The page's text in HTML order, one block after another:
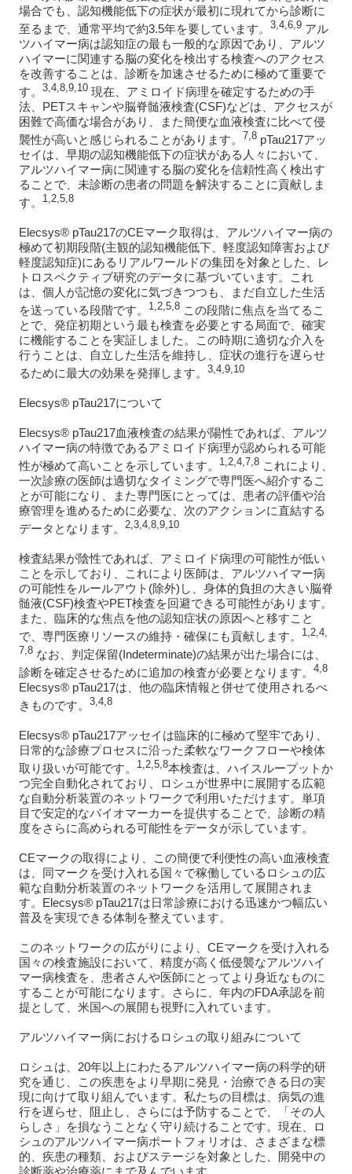
場合でも、認知機能低下の症状が最初に現れてから診断に
至るまで、通常平均で約3.5年を要しています。
3,4,6,9アル
ツハイマー病は認知症の最も一般的な原因であり、アルツ
ハイマーに関連する脳の変化を検出する検査へのアクセス
を改善することは、診断を加速させるために極めて重要で
す。
3,4,8,9,10現在、アミロイド病理を確定するための手
法、PETスキャンや脳脊髄液検査(CSF)などは、アクセスが
困難で高価な場合があり、また簡便な血液検査に比べて侵
襲性が高いと感じられることがあります。
7,8pTau217アッ
セイは、早期の認知機能低下の症状がある人々において、
アルツハイマー病に関連する脳の変化を信頼性高く検出す
ることで、未診断の患者の問題を解決することに貢献しま
す。
1,2,5,8
Elecsys® pTau217のCEマーク取得は、アルツハイマー病の
極めて初期段階(主観的認知機能低下、軽度認知障害および
軽度認知症)にあるリアルワールドの集団を対象とした、レ
トロスペクティブ研究のデータに基づいています。これ
は、個人が記憶の変化に気づきつつも、まだ自立した生活
を送っている段階です。
1,2,5,8この段階に焦点を当てるこ
とで、発症初期という最も検査を必要とする局面で、確実
に機能することを実証しました。この時期に適切な介入を
行うことは、自立した生活を維持し、症状の進行を遅らせ
るために最大の効果を発揮します。
3,4,9,10
Elecsys® pTau217について
Elecsys® pTau217血液検査の結果が陽性であれば、アルツ
ハイマー病の特徴であるアミロイド病理が認められる可能
性が極めて高いことを示しています。
1,2,4,7,8これにより、
一次診療の医師は適切なタイミングで専門医へ紹介するこ
とが可能になり、また専門医にとっては、患者の評価や治
療管理を進めるために必要な、次のアクションに直結する
データとなります。
2,3,4,8,9,10
検査結果が陰性であれば、アミロイド病理の可能性が低い
ことを示しており、これにより医師は、アルツハイマー病
の可能性をルールアウト(除外)し、身体的負担の大きい脳脊
髄液(CSF)検査やPET検査を回避できる可能性があります。
また、臨床的な焦点を他の認知症状の原因へと移すこと
で、専門医療リソースの維持・確保にも貢献します。
1,2,4,
7,8なお、判定保留(Indeterminate)の結果が出た場合には、
診断を確定させるために追加の検査が必要となります。
4,8
Elecsys® pTau217は、他の臨床情報と併せて使用されるべ
きものです。
3,4,8
Elecsys® pTau217アッセイは臨床的に極めて堅牢であり、
日常的な診療プロセスに沿った柔軟なワークフローや検体
取り扱いが可能です。
1,2,5,8本検査は、ハイスループットか
つ完全自動化されており、ロシュが世界中に展開する広範
な自動分析装置のネットワークで利用いただけます。単項
目で安定的なバイオマーカーを提供することで、診断の精
度をさらに高められる可能性をデータが示しています。
CEマークの取得により、この簡便で利便性の高い血液検査
は、同マークを受け入れる国々で稼働しているロシュの広
範な自動分析装置のネットワークを活用して展開されま
す。Elecsys® pTau217は日常診療における迅速かつ幅広い
普及を実現できる体制を整えています。
このネットワークの広がりにより、CEマークを受け入れる
国々の検査施設において、精度が高く低侵襲なアルツハイ
マー病検査を、患者さんや医師にとってより身近なものに
することが可能になります。さらに、年内のFDA承認を前
提として、米国への展開も視野に入れています。
アルツハイマー病におけるロシュの取り組みについて
ロシュは、20年以上にわたるアルツハイマー病の科学的研
究を通じ、この疾患をより早期に発見・治療できる日の実
現に向けて取り組んでいます。私たちの目標は、病気の進
行を遅らせ、阻止し、さらには予防することで、「その人
らしさ」を損なうことなく守り続けることです。現在、ロ
シュのアルツハイマー病ポートフォリオは、さまざまな標
的、疾患の種類、およびステージを対象とした、開発中の
診断薬や治療薬にまで及んでいます。